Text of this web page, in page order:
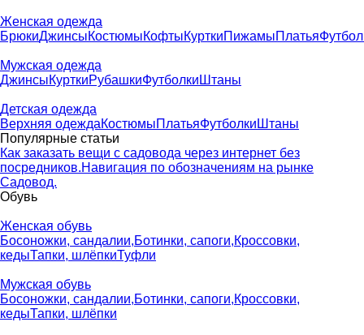
Женская одежда
БрюкиДжинсыКостюмыКофтыКурткиПижамыПлатья
Мужская одежда
ДжинсыКурткиРубашкиФутболки Штаны
Детская одежда
Верхняя одеждаКостюмыПлатьяФутболки Штаны
Популярные статьи
Как заказать вещи с садовода через интернет без
посредников.Навигация по обозначениям на рынке
Садовод.
Обувь
Женская обувь
Босоножки, сандалии,Ботинки, сапоги,Кроссовки,
кедыТапки, шлёпкиТуфли
Мужская обувь
Босоножки, сандалии,Ботинки, сапоги,Кроссовки,
кедыТапки, шлёпки